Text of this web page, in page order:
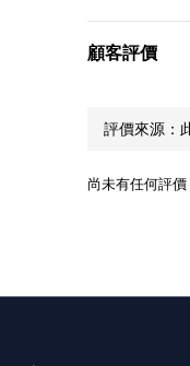
顧客評價
尚未有任何評價